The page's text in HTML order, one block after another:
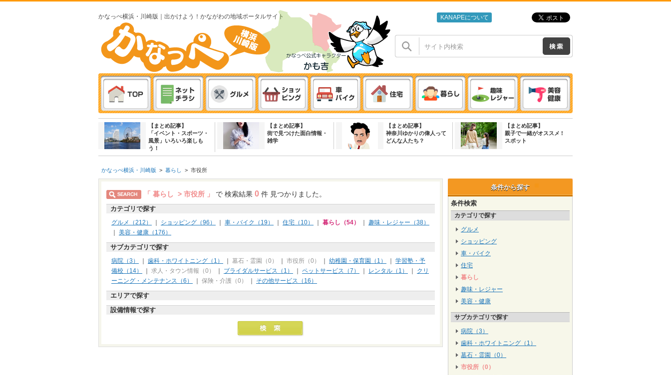
かなっぺ横浜・川崎版｜出かけよう！かながわの地域ポータルサイト KANAPEについて
【まとめ記事】
「イベント・スポーツ・
風景」いろいろ楽しも
う！
【まとめ記事】
街で見つけた面白情報・
雑学
【まとめ記事】
神奈川ゆかりの偉人って
どんな人たち？
【まとめ記事】
親子で一緒がオススメ !
スポット
かなっぺ横浜・川崎版 > 暮らし > 市役所
条件から探す
条件検索
カテゴリで探す
グルメ
ショッピング
車・バイク
住宅
暮らし
趣味・レジャー
美容・健康
サブカテゴリで探す
病院（3）
歯科・ホワイトニング（1）
墓石・霊園（0）
市役所（0）
「 暮らし > 市役所 」 で 検索結果 0 件 見つかりました。
カテゴリで探す
グルメ（212） ショッピング（96） 車・バイク（19） 住宅（10） 暮らし（54）
趣味・レジャー（38）
美容・健康（176）
サブカテゴリで探す
病院（3） 歯科・ホワイトニング（1） 墓石・霊園（0） 市役所（0） 幼稚園・保育園（1）
学習塾・予
備校（14）
求人・タウン情報（0） ブライダルサービス（1） ペットサービス（7） レンタル（1）
クリ
ーニング・メンテナンス（6）
保険・介護（0） その他サービス（16）
エリアで探す
設備情報で探す